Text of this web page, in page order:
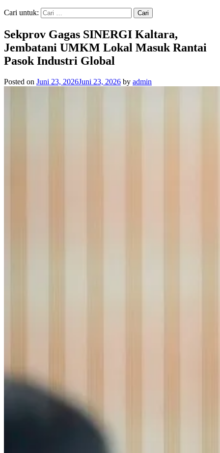
Cari untuk:
Sekprov Gagas SINERGI Kaltara,
Jembatani UMKM Lokal Masuk Rantai
Pasok Industri Global
Posted on Juni 23, 2026Juni 23, 2026 by admin